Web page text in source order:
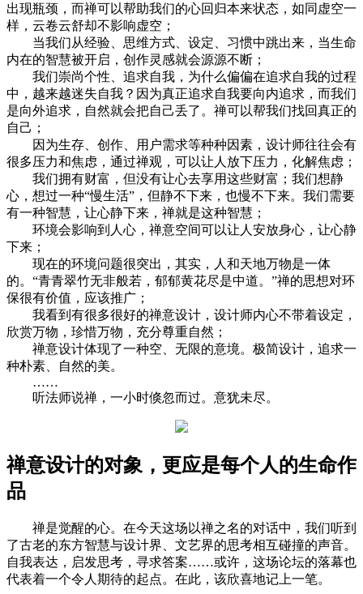
出现瓶颈，而禅可以帮助我们的心回归本来状态，如同虚空一
样，云卷云舒却不影响虚空；
当我们从经验、思维方式、设定、习惯中跳出来，当生命
内在的智慧被开启，创作灵感就会源源不断；
我们崇尚个性、追求自我，为什么偏偏在追求自我的过程
中，越来越迷失自我？因为真正追求自我要向内追求，而我们
是向外追求，自然就会把自己丢了。禅可以帮我们找回真正的
自己；
因为生存、创作、用户需求等种种因素，设计师往往会有
很多压力和焦虑，通过禅观，可以让人放下压力，化解焦虑；
我们拥有财富，但没有让心去享用这些财富；我们想静
心，想过一种“慢生活”，但静不下来，也慢不下来。我们需要
有一种智慧，让心静下来，禅就是这种智慧；
环境会影响到人心，禅意空间可以让人安放身心，让心静
下来；
现在的环境问题很突出，其实，人和天地万物是一体
的。“青青翠竹无非般若，郁郁黄花尽是中道。”禅的思想对环
保很有价值，应该推广；
我看到有很多很好的禅意设计，设计师内心不带着设定，
欣赏万物，珍惜万物，充分尊重自然；
禅意设计体现了一种空、无限的意境。极简设计，追求一
种朴素、自然的美。
……
听法师说禅，一小时倏忽而过。意犹未尽。
禅意设计的对象，更应是每个人的生命作
品
禅是觉醒的心。在今天这场以禅之名的对话中，我们听到
了古老的东方智慧与设计界、文艺界的思考相互碰撞的声音。
自我表达，启发思考，寻求答案……或许，这场论坛的落幕也
代表着一个令人期待的起点。在此，该欣喜地记上一笔。